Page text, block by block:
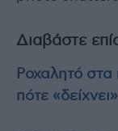
Διαβάστε
Ροχαλητό στα
πότε